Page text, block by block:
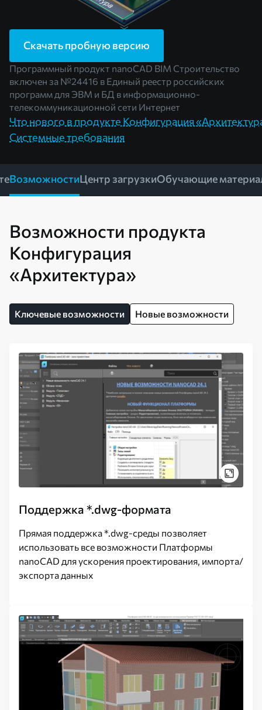
Скачать пробную версию
Программный продукт nanoCAD BIM Строительство
включен за №24416 в Единый реестр российских
программ для ЭВМ и БД в информационно-
телекоммуникационной сети Интернет
Что нового в продукте Конфигурация
Системные требования
ВозможностиЦентр загрузкиОбучающие
Возможности продукта
Конфигурация
«Архитектура»
Ключевые возможности Новые возможности
Поддержка *.dwg-формата
Прямая поддержка *.dwg-среды позволяет
использовать все возможности Платформы
nanoCAD для ускорения проектирования, импорта/
экспорта данных